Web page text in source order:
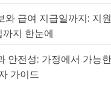
와 급여 지급일까지: 지
지 한눈에
안전성: 가정에서 가능
가이드